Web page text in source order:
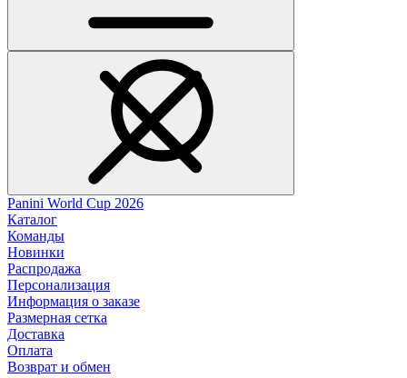
Panini World Cup 2026
Каталог
Команды
Новинки
Распродажа
Персонализация
Информация о заказе
Размерная сетка
Доставка
Оплата
Возврат и обмен